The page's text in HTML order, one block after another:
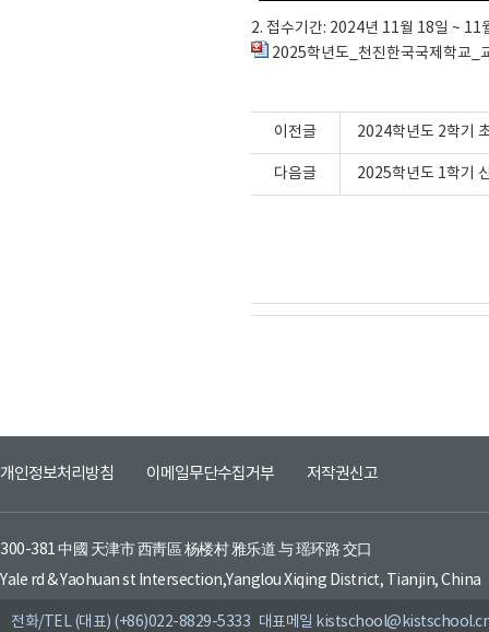
2. 접수기간: 2024년 11월 18일 ~ 11
2025학년도_천진한국국제학교
이전글 2024학년도 2학기
다음글 2025학년도 1학기
개인정보처리방침 이메일무단수집거부 저작권신고
300-381 中國 天津市 西靑區 杨楼村 雅乐道 与 瑶环路 交口
Yale rd & Yaohuan st Intersection,Yanglou Xiqing District, Tianjin, China
전화/TEL (대표) (+86)022-8829-5333 대표메일